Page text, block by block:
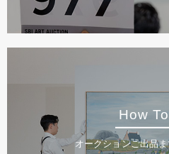
How
オークションご出品